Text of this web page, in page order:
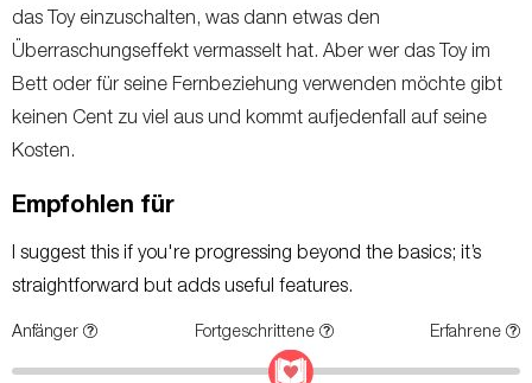
das Toy einzuschalten, was dann etwas den
Überraschungseffekt vermasselt hat. Aber wer das Toy im
Bett oder für seine Fernbeziehung verwenden möchte gibt
keinen Cent zu viel aus und kommt aufjedenfall auf seine
Kosten.
Empfohlen für
I suggest this if you're progressing beyond the basics; it’s
straightforward but adds useful features.
Anfänger Fortgeschrittene Erfahrene